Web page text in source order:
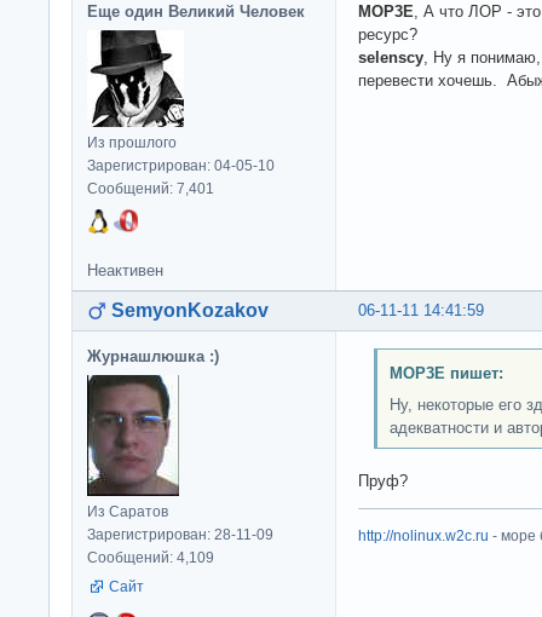
Еще один Великий Человек
Из прошлого
Зарегистрирован: 04-05-10
Сообщений: 7,401
MOP3E , А что ЛОР -
ресурс?
selenscy , Ну я
перевести хочешь.
Неактивен
06-11-11 14:41:59
SemyonKozakov
Журнашлюшка :)
Из Саратов
Зарегистрирован: 28-11-09
Сообщений: 4,109
Сайт
MOP3E пишет:
Ну, некоторые его
адекватности и
Пруф?
http://nolinux.w2c.ru - море